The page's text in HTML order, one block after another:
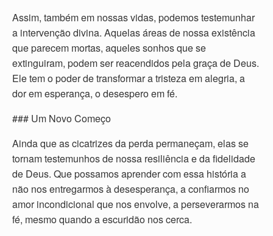
Assim, também em nossas vidas, podemos testemunhar
a intervenção divina. Aquelas áreas de nossa existência
que parecem mortas, aqueles sonhos que se
extinguiram, podem ser reacendidos pela graça de Deus.
Ele tem o poder de transformar a tristeza em alegria, a
dor em esperança, o desespero em fé.
### Um Novo Começo
Ainda que as cicatrizes da perda permaneçam, elas se
tornam testemunhos de nossa resiliência e da fidelidade
de Deus. Que possamos aprender com essa história a
não nos entregarmos à desesperança, a confiarmos no
amor incondicional que nos envolve, a perseverarmos na
fé, mesmo quando a escuridão nos cerca.